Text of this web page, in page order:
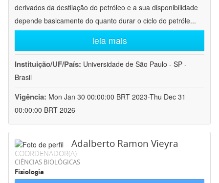
derivados da destilação do petróleo e a sua disponibilidade
depende basicamente do quanto durar o ciclo do petróle...
leia mais
Instituição/UF/País: Universidade de São Paulo - SP -
Brasil
Vigência: Mon Jan 30 00:00:00 BRT 2023-Thu Dec 31
00:00:00 BRT 2026
Adalberto Ramon Vieyra
COORDENADOR(A)
CIÊNCIAS BIOLÓGICAS
Fisiologia